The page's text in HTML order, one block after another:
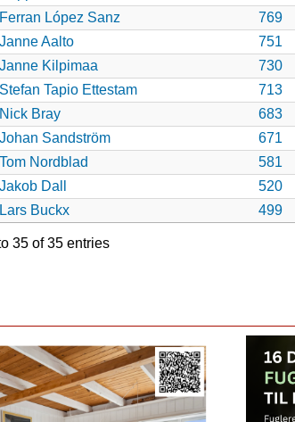
Ferran López Sanz 769
Janne Aalto 751
Janne Kilpimaa 730
Stefan Tapio Ettestam 713
Nick Bray
683
Johan Sandström 671
Tom Nordblad 581
Jakob Dall
520
Lars Buckx 499
35 of 35 entries